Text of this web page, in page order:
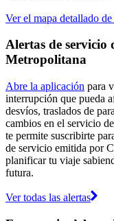
Ver el mapa detallado de
Alertas de servicio
Metropolitana
Abre la aplicación para
interrupción que pueda
desvíos, traslados de
cambios en el servicio
te permite suscribirte
de servicio emitida por
planificar tu viaje
futura.
Ver todas las alertas